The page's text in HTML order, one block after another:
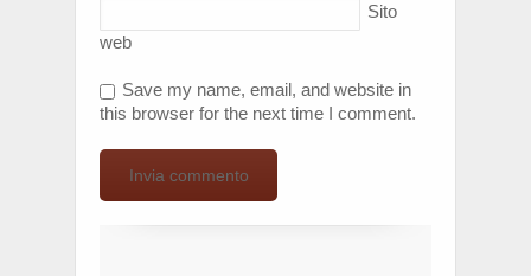
Sito
web
Save my name, email, and website in
this browser for the next time I comment.